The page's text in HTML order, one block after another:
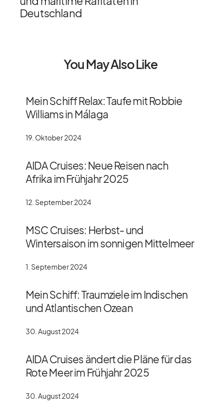
Deutschland
You May Also Like
Mein Schiff Relax: Taufe mit Robbie
Williams in Málaga
19. Oktober 2024
AIDA Cruises: Neue Reisen nach
Afrika im Frühjahr 2025
12. September 2024
MSC Cruises: Herbst- und
Wintersaison im sonnigen Mittelmeer
1. September 2024
Mein Schiff: Traumziele im Indischen
und Atlantischen Ozean
30. August 2024
AIDA Cruises ändert die Pläne für das
Rote Meer im Frühjahr 2025
30. August 2024